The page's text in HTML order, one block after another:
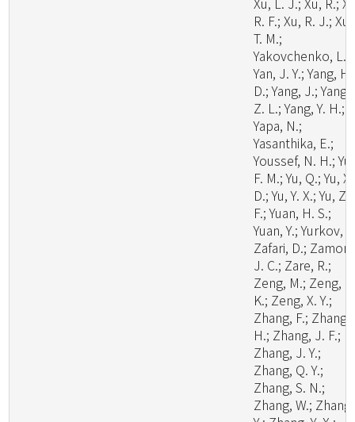
R. F.; Xu, R. J.; Xu,
T. M.;
Yakovchenko, L.;
Yan, J. Y.; Yang, H.
D.; Yang, J.; Yang,
Z. L.; Yang, Y. H.;
Yapa, N.;
Yasanthika, E.;
Youssef, N. H.; Yu,
F. M.; Yu, Q.; Yu, X.
D.; Yu, Y. X.; Yu, Z.
F.; Yuan, H. S.;
Yuan, Y.; Yurkov,
Zafari, D.;
J. C.; Zare, R.;
Zeng, M.; Zeng,
K.; Zeng, X. Y.;
Zhang, F.; Zhang,
H.; Zhang, J. F.;
Zhang, J. Y.;
Zhang, Q. Y.;
Zhang, S. N.;
Zhang, W.; Zhang,